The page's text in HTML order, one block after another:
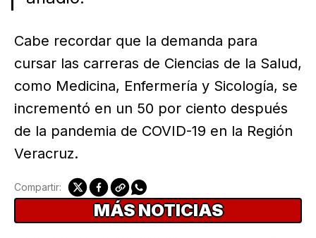
Cabe recordar que la demanda para
cursar las carreras de Ciencias de la Salud,
como Medicina, Enfermería y Sicología, se
incrementó en un 50 por ciento después
de la pandemia de COVID-19 en la Región
Veracruz.
Compartir:
MÁS NOTICIAS